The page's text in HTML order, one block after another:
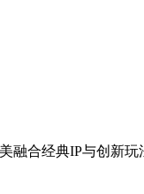
融合经典IP与创新